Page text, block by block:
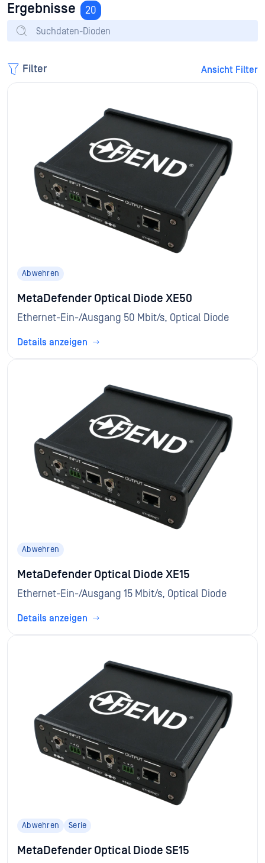
Ergebnisse 20
Filter Ansicht Filter
Abwehren
MetaDefender Optical Diode XE50
Ethernet-Ein-/Ausgang 50 Mbit/s, Optical Diode
Details anzeigen
Abwehren
MetaDefender Optical Diode XE15
Ethernet-Ein-/Ausgang 15 Mbit/s, Optical Diode
Details anzeigen
Abwehren Serie
MetaDefender Optical Diode SE15